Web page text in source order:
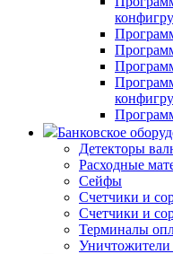
Банковское
Детекторы
Расходные
Сейфы
Счетчики и
Счетчики и
Терминалы